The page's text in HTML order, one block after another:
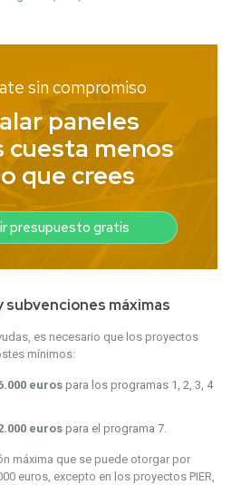
paneles
cuesta menos
que crees
sin compromiso
presupuesto gratis
subvenciones máximas
es necesario que los proyectos
mínimos:
eurospara los programas 1, 2, 3, 4
eurospara el programa 7.
máxima que se puede otorgar por
euros, excepto en los proyectos PIER,